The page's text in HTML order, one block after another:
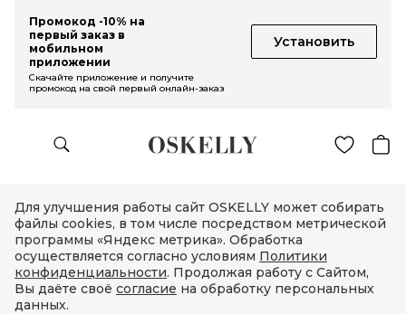
Промокод -10% на
первый заказ в
мобильном
приложении
Установить
Скачайте приложение и получите
промокод на свой первый онлайн-заказ
Для улучшения работы сайт OSKELLY может собирать
файлы cookies, в том числе посредством метрической
программы «Яндекс метрика». Обработка
осуществляется согласно условиям Политики
конфиденциальности. Продолжая работу с Сайтом,
Вы даёте своё согласие на обработку персональных
данных.